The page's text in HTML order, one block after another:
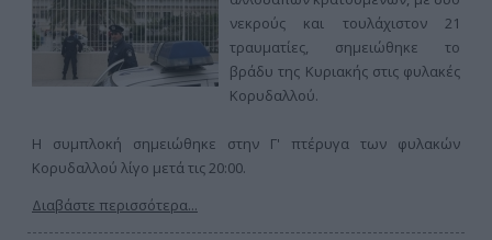
νεκρούς και τουλάχιστον 21
τραυματίες, σημειώθηκε το
βράδυ της Κυριακής στις φυλακές
Κορυδαλλού.
Η συμπλοκή σημειώθηκε στην Γ' πτέρυγα των φυλακών
Κορυδαλλού λίγο μετά τις 20:00.
Διαβάστε περισσότερα...